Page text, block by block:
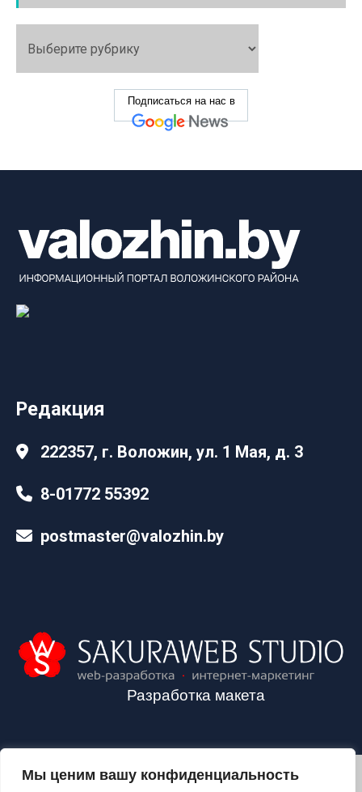
Мы ценим вашу конфиденциальность
Подписаться на нас в
Редакция
222357, г. Воложин, ул. 1 Мая, д. 3
8-01772 55392
postmaster@valozhin.by
Разработка макета
2024©VALOZHIN.BY - НОВОСТИ ВОЛОЖИНСКОГО РАЙОНА